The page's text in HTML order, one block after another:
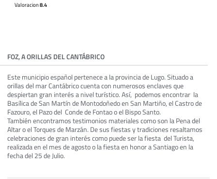
Valoracion8.4
FOZ, A ORILLAS DEL CANTÁBRICO
Este municipio español pertenece a la provincia de Lugo. Situado a
orillas del mar Cantábrico cuenta con numerosos enclaves que
despiertan gran interés a nivel turístico. Así, podemos encontrar la
Basílica de San Martín de Montodoñedo en San Martiño, el Castro de
Fazouro, el Pazo del Conde de Fontao o el Bispo Santo.
También encontramos testimonios materiales como son la Pena del
Altar o el Torques de Marzán. De sus fiestas y tradiciones resaltamos
celebraciones de gran interés como puede ser la fiesta del Turista,
realizada en el mes de agosto o la fiesta en honor a Santiago en la
fecha del 25 de Julio.